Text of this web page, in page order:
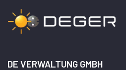
DE VERWALTUNG GMBH